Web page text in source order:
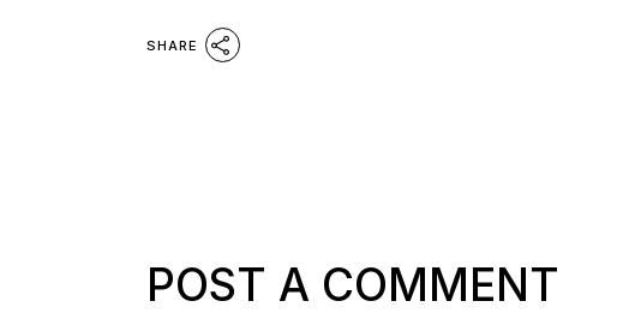
SHARE
POST A COMMENT